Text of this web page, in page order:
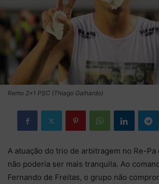
Remo 2x1 PSC (Thiago Galhardo)
A atuação do trio de arbitragem no Re-Pa
não poderia ser mais tranquila. Ao
Fernando de Freitas, o grupo não